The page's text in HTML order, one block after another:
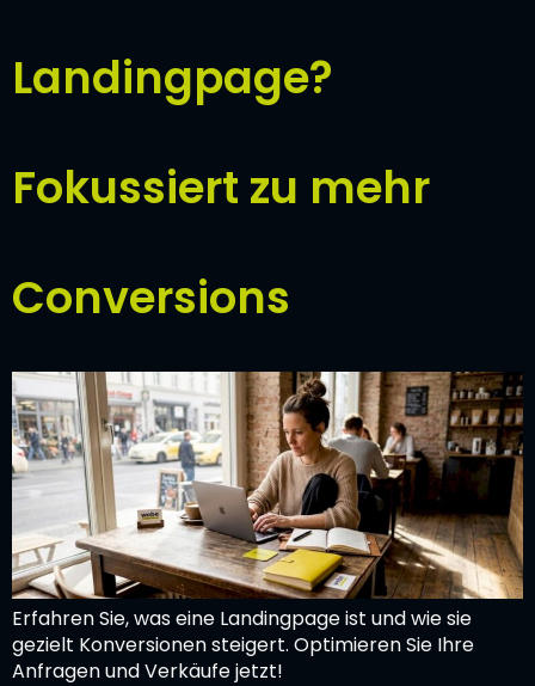
Landingpage?
Fokussiert zu mehr
Conversions
Erfahren Sie, was eine Landingpage ist und wie sie
gezielt Konversionen steigert. Optimieren Sie Ihre
Anfragen und Verkäufe jetzt!